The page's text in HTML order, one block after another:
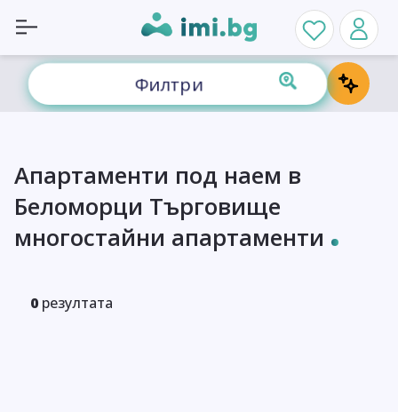
Филтри
Апартаменти под наем в
Беломорци Търговище
многостайни апартаменти
0 резултата